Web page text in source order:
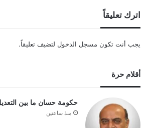
اترك تعليقاً
يجب أنت تكون مسجل الدخول لتضيف تعليقاً.
أقلام حرة
حكومة حسان ما بين
منذ ساعتين